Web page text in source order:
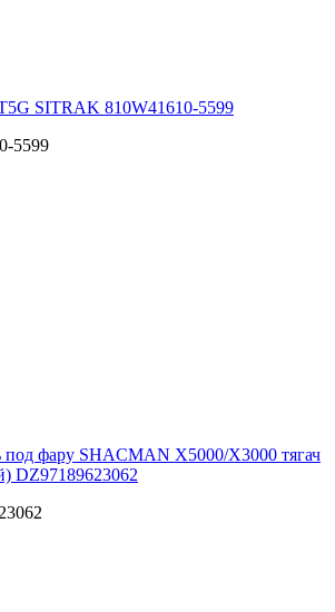
SITRAK 810W41610-5599
5599
под фару SHACMAN X5000/X3000 тягач
DZ97189623062